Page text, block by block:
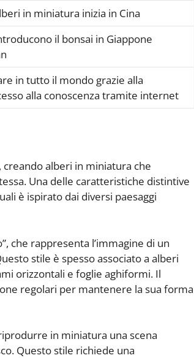
in miniatura inizia in Cina
il bonsai in Giappone
in tutto il mondo grazie alla
alla conoscenza tramite internet
creando alberi in miniatura che
Una delle caratteristiche distintive
è ispirato dai diversi paesaggi
che rappresenta l’immagine di un
stile è spesso associato a alberi
orizzontali e foglie aghiformi. Il
regolari per mantenere la sua forma
in miniatura una scena
Questo stile richiede una